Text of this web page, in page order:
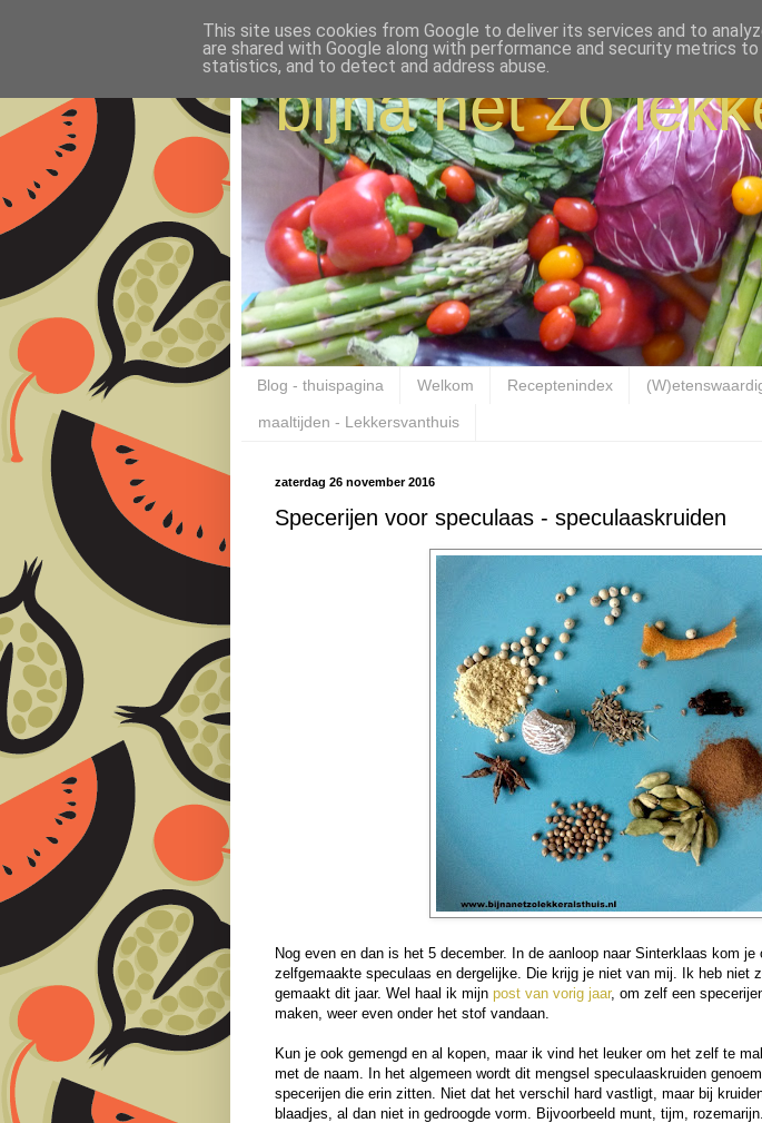
bijna net zo
Blog - thuispagina Welkom Receptenindex
maaltijden - Lekkersvanthuis
zaterdag 26 november 2016
Specerijen voor speculaas - speculaaskruiden
Nog even en dan is het 5 december. In de aanloop naar Sinterklaas kom
zelfgemaakte speculaas en dergelijke. Die krijg je niet van mij. Ik heb niet
gemaakt dit jaar. Wel haal ik mijn post van vorig jaar, om zelf een
maken, weer even onder het stof vandaan.
Kun je ook gemengd en al kopen, maar ik vind het leuker om het zelf te
met de naam. In het algemeen wordt dit mengsel speculaaskruiden
specerijen die erin zitten. Niet dat het verschil hard vastligt, maar bij
blaadjes, al dan niet in gedroogde vorm. Bijvoorbeeld munt, tijm,
This site uses cookies from Google to deliver its services and to
are shared with Google along with performance and security metrics
statistics, and to detect and address abuse.